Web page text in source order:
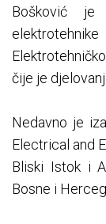
Bošković je
čije je
Nedavno je
Electrical and
Bliski Istok i
Bosne i